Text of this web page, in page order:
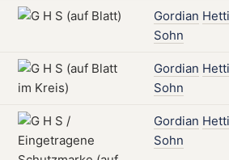
Gordian
Sohn
Gordian
Sohn
Gordian
Sohn